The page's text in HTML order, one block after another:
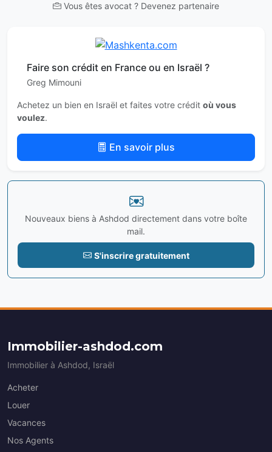
Vous êtes avocat ? Devenez partenaire
Faire son crédit en France ou en Israël ?
Greg Mimouni
Achetez un bien en Israël et faites votre crédit où vous
voulez.
En savoir plus
Nouveaux biens à Ashdod directement dans votre boîte
mail.
S'inscrire gratuitement
Immobilier-ashdod.com
Immobilier à Ashdod, Israël
Acheter
Louer
Vacances
Nos Agents